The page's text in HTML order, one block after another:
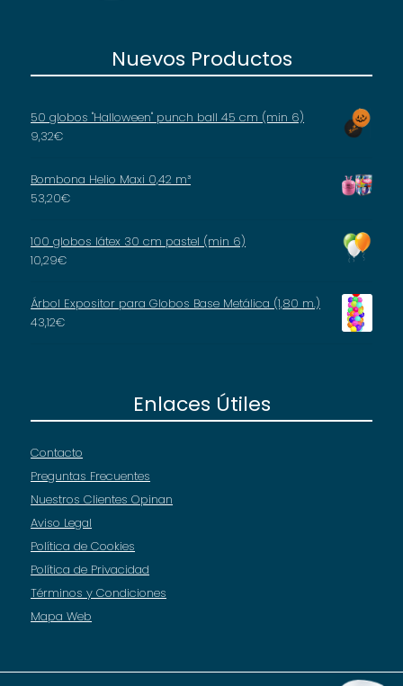
Nuevos Productos
50 globos "Halloween" punch ball 45 cm (min 6)
9,32€
Bombona Helio Maxi 0,42 m³
53,20€
100 globos látex 30 cm pastel (min 6)
10,29€
Árbol Expositor para Globos Base Metálica (1,80 m.)
43,12€
Enlaces Útiles
Contacto
Preguntas Frecuentes
Nuestros Clientes Opinan
Aviso Legal
Política de Cookies
Política de Privacidad
Términos y Condiciones
Mapa Web